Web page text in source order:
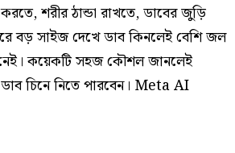
শরীর ঠান্ডা রাখতে, ডাবের জুড়ি
বড় সাইজ দেখে ডাব কিনলেই বেশি জল
নেই। কয়েকটি সহজ কৌশল জানলেই
চিনে নিতে পারবেন। Meta AI